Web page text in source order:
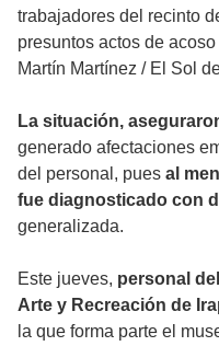
trabajadores del recinto
presuntos actos de
Martín Martínez / El Sol
La situación,
generado afectaciones
del personal, pues al
fue diagnosticado con
generalizada.
Este jueves, personal
Arte y Recreación de
la que forma parte el